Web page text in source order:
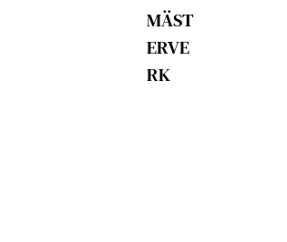
MÄST
ERVE
RK